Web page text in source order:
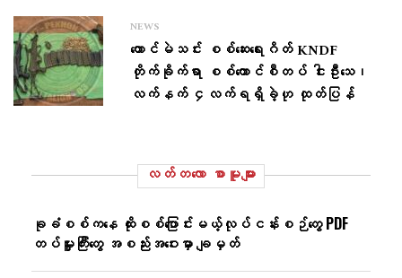
NEWS
တောင်မဲသင်း စစ်ဆေးရေးဂိတ် KNDF
တိုက်ခိုက်ရာ စစ်ကောင်စီတပ် ငါးဦးသေ၊
လက်နက် ၄လက်ရရှိခဲ့ဟု ထုတ်ပြန်
လတ်တ‌လော စာမူများ
ခုခံစစ်ကနေ ထိုးစစ်ပြောင်းမယ့်လုပ်ငန်းစဉ်တွေ PDF
တပ်မှူးကြီးတွေ အစည်းအဝေးမှာ ချမှတ်